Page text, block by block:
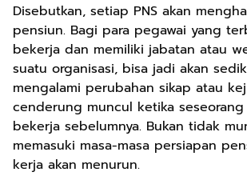
Disebutkan, setiap PNS akan
pensiun. Bagi para pegawai yang
bekerja dan memiliki jabatan atau
suatu organisasi, bisa jadi akan
mengalami perubahan sikap atau
cenderung muncul ketika
bekerja sebelumnya. Bukan tidak
memasuki masa-masa persiapan
kerja akan menurun.